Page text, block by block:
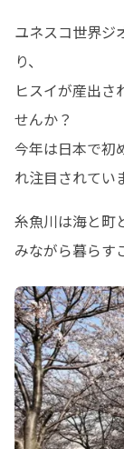
ユネスコ世界ジ
り、
ヒスイが産出さ
せんか？
今年は日本で初
れ注目されてい
糸魚川は海と町
みながら暮らす